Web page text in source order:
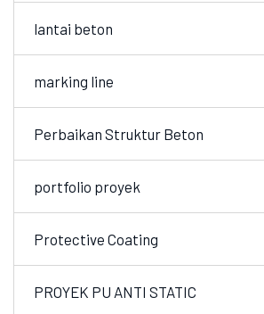
lantai beton
marking line
Perbaikan Struktur Beton
portfolio proyek
Protective Coating
PROYEK PU ANTI STATIC